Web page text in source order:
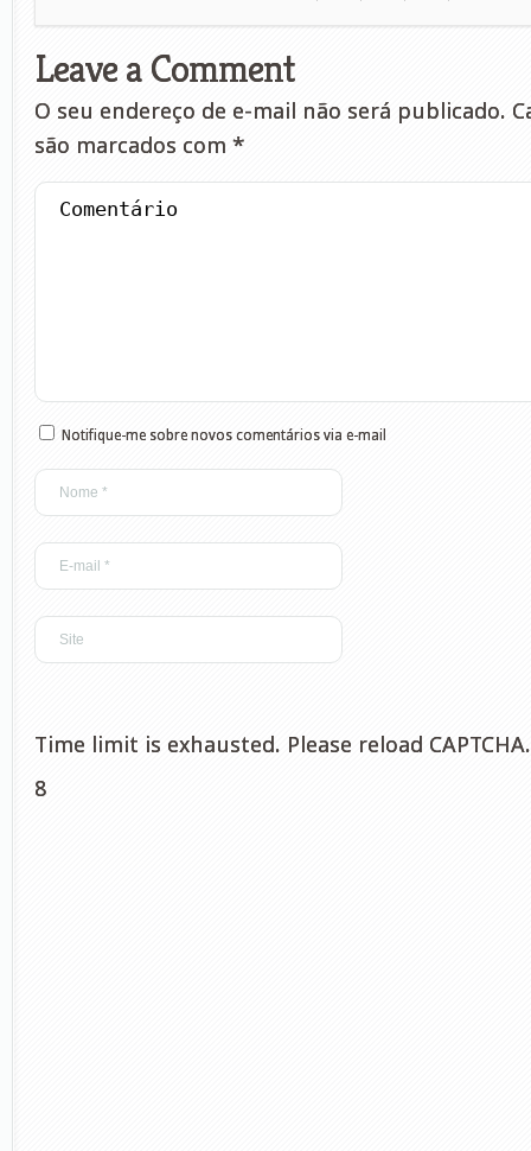
Leave a Comment
O seu endereço de e-mail não será publicado.
são marcados com *
Notifique-me sobre novos comentários via e-mail
Time limit is exhausted. Please reload CAPTCHA.
8